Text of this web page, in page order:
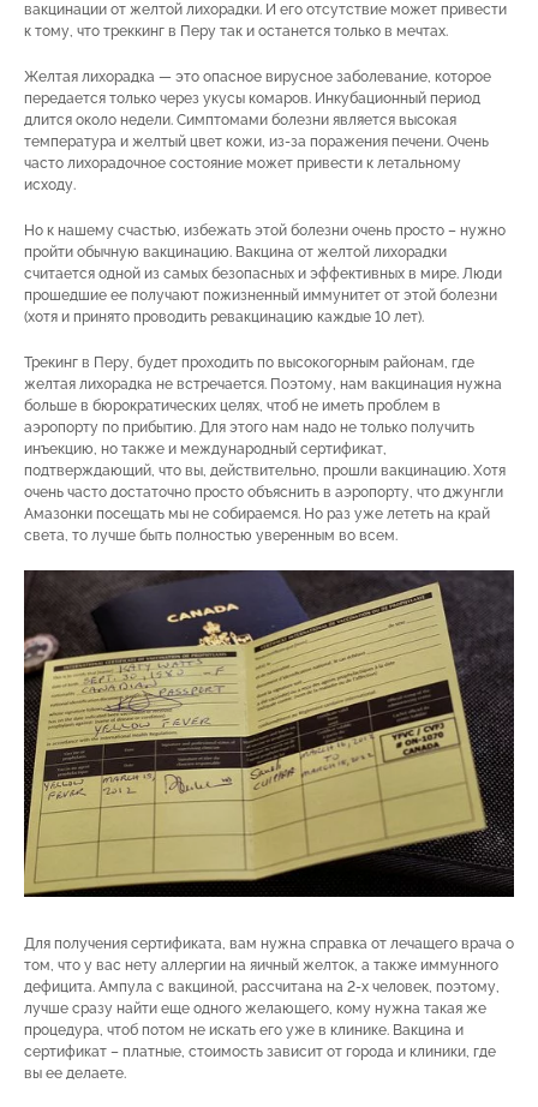
вакцинации от желтой лихорадки. И его отсутствие может привести
к тому, что треккинг в Перу так и останется только в мечтах.
Желтая лихорадка — это опасное вирусное заболевание, которое
передается только через укусы комаров. Инкубационный период
длится около недели. Симптомами болезни является высокая
температура и желтый цвет кожи, из-за поражения печени. Очень
часто лихорадочное состояние может привести к летальному
исходу.
Но к нашему счастью, избежать этой болезни очень просто – нужно
пройти обычную вакцинацию. Вакцина от желтой лихорадки
считается одной из самых безопасных и эффективных в мире. Люди
прошедшие ее получают пожизненный иммунитет от этой болезни
(хотя и принято проводить ревакцинацию каждые 10 лет).
Трекинг в Перу, будет проходить по высокогорным районам, где
желтая лихорадка не встречается. Поэтому, нам вакцинация нужна
больше в бюрократических целях, чтоб не иметь проблем в
аэропорту по прибытию. Для этого нам надо не только получить
инъекцию, но также и международный сертификат,
подтверждающий, что вы, действительно, прошли вакцинацию. Хотя
очень часто достаточно просто объяснить в аэропорту, что джунгли
Амазонки посещать мы не собираемся. Но раз уже лететь на край
света, то лучше быть полностью уверенным во всем.
Для получения сертификата, вам нужна справка от лечащего врача о
том, что у вас нету аллергии на яичный желток, а также иммунного
дефицита. Ампула с вакциной, рассчитана на 2-х человек, поэтому,
лучше сразу найти еще одного желающего, кому нужна такая же
процедура, чтоб потом не искать его уже в клинике. Вакцина и
сертификат – платные, стоимость зависит от города и клиники, где
вы ее делаете.